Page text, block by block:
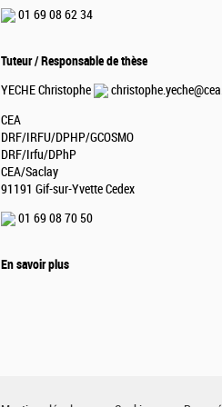
01 69 08 62 34
Tuteur / Responsable de thèse
YECHE Christophe
CEA
DRF/IRFU/DPHP/GCOSMO
DRF/Irfu/DPhP
CEA/Saclay
91191 Gif-sur-Yvette Cedex
01 69 08 70 50
En savoir plus